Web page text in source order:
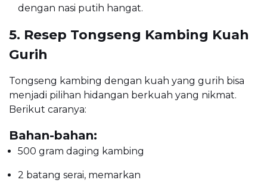
dengan nasi putih hangat.
5. Resep Tongseng Kambing Kuah
Gurih
Tongseng kambing dengan kuah yang gurih bisa
menjadi pilihan hidangan berkuah yang nikmat.
Berikut caranya:
Bahan-bahan:
500 gram daging kambing
2 batang serai, memarkan